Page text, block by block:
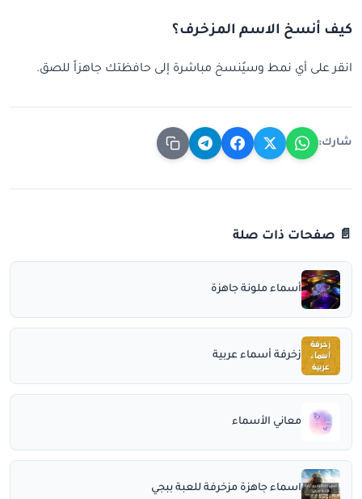
كيف أنسخ الاسم المزخرف؟
انقر على أي نمط وسيُنسخ مباشرة إلى حافظتك جاهزاً للصق.
شارك:
📄 صفحات ذات صلة
أسماء ملونة جاهزة
زخرفة أسماء عربية
معاني الأسماء
اسماء جاهزة مزخرفة للعبة ببجي